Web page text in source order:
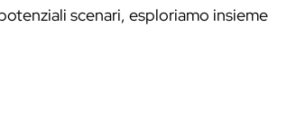
scenari, esploriamo insieme